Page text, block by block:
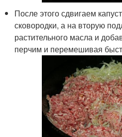
После этого сдвигаем
сковородки, а на вторую
растительного масла и
перчим и перемешивая